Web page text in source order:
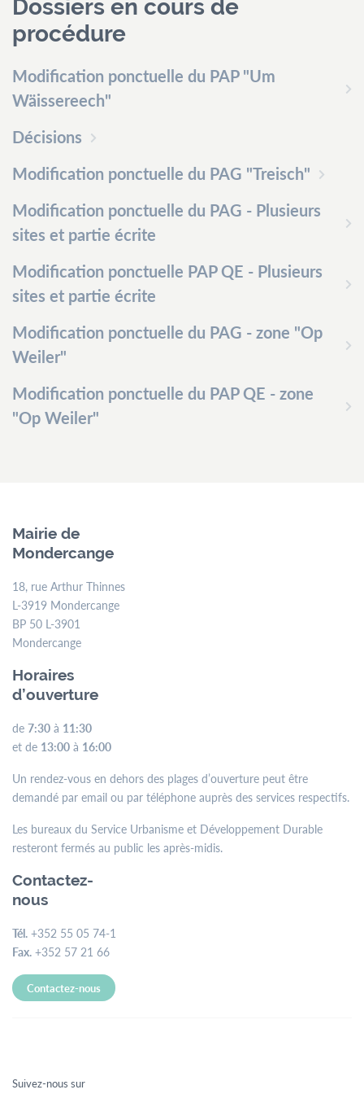
Un rendez-vous en dehors des plages d’ouverture peut être
demandé par email ou par téléphone auprès des services
respectifs.
Les bureaux du Service Urbanisme et Développement Durable
resteront fermés au public les après-midis.
Contactez-
nous
Fax. +352 57 21 66
Email. commune@mondercange.lu
Conditions d'utilisations
Dossiers en cours de
procédure
Modification ponctuelle du PAP "Um
Wäissereech"
Décisions
Modification ponctuelle du PAG "Treisch"
Modification ponctuelle du PAG - Plusieurs
sites et partie écrite
Modification ponctuelle PAP QE - Plusieurs
sites et partie écrite
Modification ponctuelle du PAG - zone "Op
Weiler"
Modification ponctuelle du PAP QE - zone
"Op Weiler"
Mairie de
Mondercange
18, rue Arthur Thinnes
L-3919 Mondercange
BP 50 L-3901
Mondercange
Horaires
d’ouverture
de 7:30 à 11:30
et de 13:00 à 16:00
Un rendez-vous en dehors des plages d’ouverture peut être
demandé par email ou par téléphone auprès des services respectifs.
Les bureaux du Service Urbanisme et Développement Durable
resteront fermés au public les après-midis.
Contactez-
nous
Tél. +352 55 05 74-1
Fax. +352 57 21 66
Contactez-nous
Suivez-nous sur